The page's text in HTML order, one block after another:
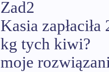
Zad2
Kasia
kg tych kiwi?
moje